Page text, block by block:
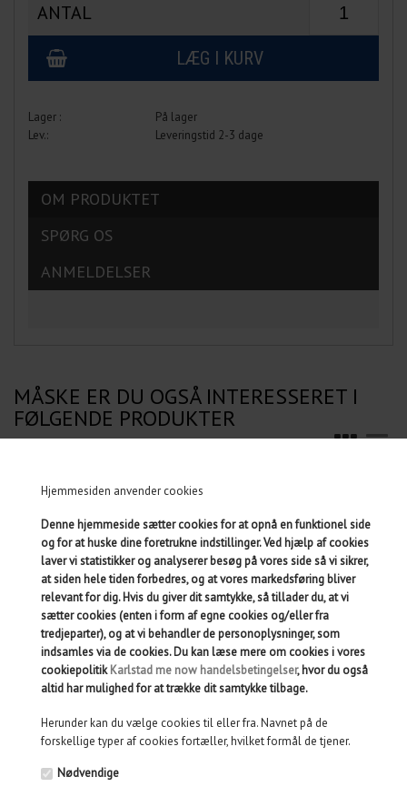
Hjemmesiden anvender cookies
Denne hjemmeside sætter cookies for at opnå en funktionel side
og for at huske dine foretrukne indstillinger. Ved hjælp af cookies
laver vi statistikker og analyserer besøg på vores side så vi sikrer,
at siden hele tiden forbedres, og at vores markedsføring bliver
relevant for dig. Hvis du giver dit samtykke, så tillader du, at vi
sætter cookies (enten i form af egne cookies og/eller fra
tredjeparter), og at vi behandler de personoplysninger, som
indsamles via de cookies. Du kan læse mere om cookies i vores
cookiepolitikKarlstad me now handelsbetingelser, hvor du også
altid har mulighed for at trække dit samtykke tilbage.
Herunder kan du vælge cookies til eller fra. Navnet på de
forskellige typer af cookies fortæller, hvilket formål de tjener.
Nødvendige
ANTAL
På lager
Leveringstid 2-3 dage
OM PRODUKTET
SPØRG OS
ANMELDELSER
MÅSKE ER DU OGSÅ INTERESSERET I
FØLGENDE PRODUKTER
DE 120 HYPPIGSTE ORD